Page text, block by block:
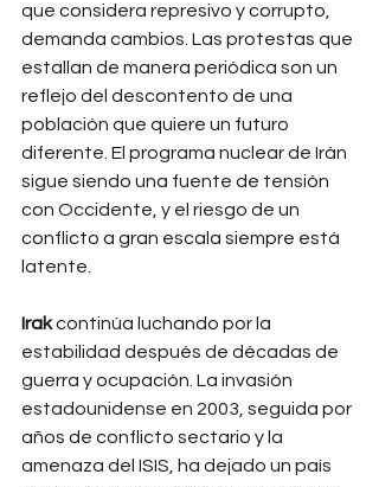
que considera represivo y corrupto,
demanda cambios. Las protestas que
estallan de manera periódica son un
reflejo del descontento de una
población que quiere un futuro
diferente. El programa nuclear de Irán
sigue siendo una fuente de tensión
con Occidente, y el riesgo de un
conflicto a gran escala siempre está
latente.
Irak continúa luchando por la
estabilidad después de décadas de
guerra y ocupación. La invasión
estadounidense en 2003, seguida por
años de conflicto sectario y la
amenaza del ISIS, ha dejado un país